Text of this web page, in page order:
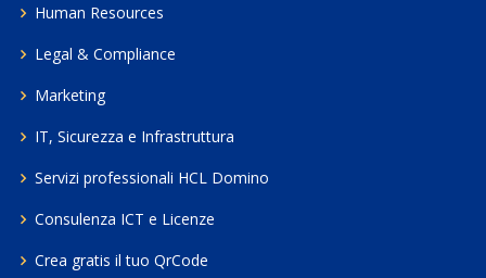
Human Resources
Legal & Compliance
Marketing
IT, Sicurezza e Infrastruttura
Servizi professionali HCL Domino
Consulenza ICT e Licenze
Crea gratis il tuo QrCode